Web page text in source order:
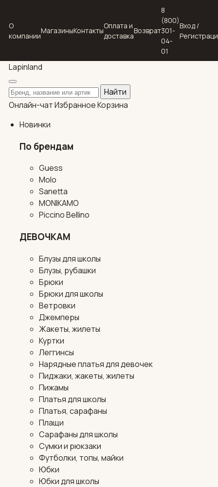
О
компании
МагазиныКонтакты
Оплата и
доставка
Возврат
8
(800)
301-
04-
01
Вход /
Lapinland
Поиск по каталогу
Найти
Онлайн-чатИзбранноеКорзина
Новинки
По брендам
Guess
Molo
Sanetta
MONIKAMO
Piccino Bellino
ДЕВОЧКАМ
Блузы для школы
Блузы, рубашки
Брюки
Брюки для школы
Ветровки
Джемперы
Жакеты, жилеты
Куртки
Леггинсы
Нарядные платья для девочек
Пиджаки, жакеты, жилеты
Пижамы
Платья для школы
Платья, сарафаны
Плащи
Сарафаны для школы
Сумки и рюкзаки
Футболки, топы, майки
Юбки
Юбки для школы